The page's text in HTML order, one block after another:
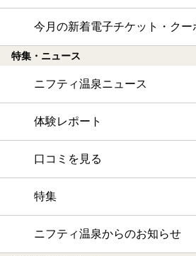
今月の新着電子チケット・クー
特集・ニュース
ニフティ温泉ニュース
体験レポート
口コミを見る
特集
ニフティ温泉からのお知らせ